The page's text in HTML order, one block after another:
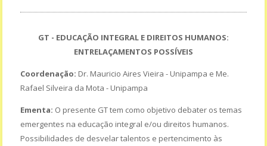
GT - EDUCAÇÃO INTEGRAL E DIREITOS HUMANOS:
ENTRELAÇAMENTOS POSSÍVEIS
Coordenação: Dr. Mauricio Aires Vieira - Unipampa e Me.
Rafael Silveira da Mota - Unipampa
Ementa: O presente GT tem como objetivo debater os temas
emergentes na educação integral e/ou direitos humanos.
Possibilidades de desvelar talentos e pertencimento às